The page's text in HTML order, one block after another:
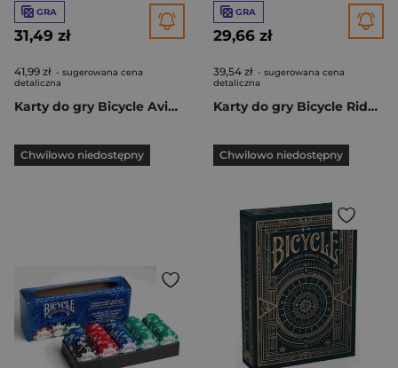
GRA
31,49 zł
41,99 zł - sugerowana cena
detaliczna
Karty do gry Bicycle Aviary
Chwilowo niedostępny
GRA
29,66 zł
39,54 zł - sugerowana cena
detaliczna
Karty do gry Bicycle Rider Back Jumbo 2-pack
Chwilowo niedostępny